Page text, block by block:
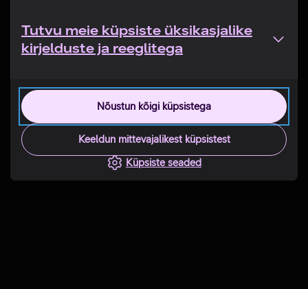
Tutvu meie küpsiste üksikasjalike
kirjelduste ja reeglitega
Nõustun kõigi küpsistega
Keeldun mittevajalikest küpsistest
Küpsiste seaded